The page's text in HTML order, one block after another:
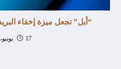
“أبل” تجعل ميزة إخفاء
17 يونيو، 2026